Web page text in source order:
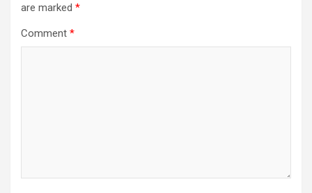
are marked *
Comment *